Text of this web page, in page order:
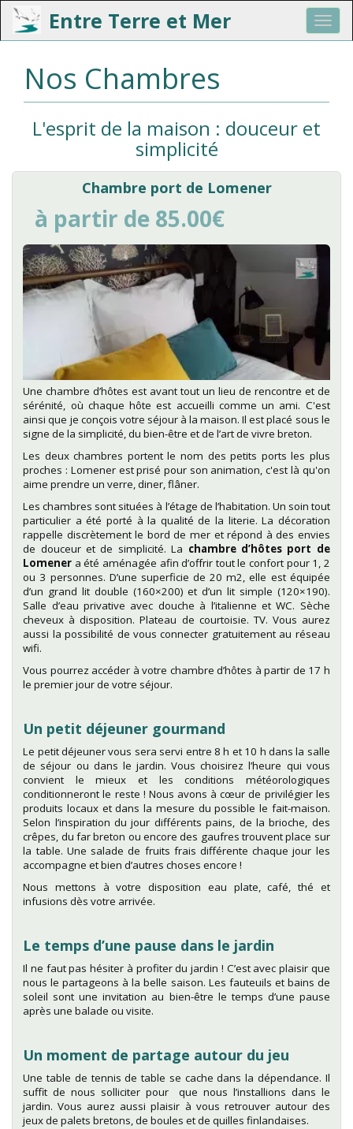
contenu
principal
Entre Terre et Mer
Nos Chambres
L'esprit de la maison : douceur et
simplicité
Chambre port de Lomener
à partir de 85.00€
Une chambre d’hôtes est avant tout un lieu de rencontre et de
sérénité, où chaque hôte est accueilli comme un ami. C'est
ainsi que je conçois votre séjour à la maison. Il est placé sous le
signe de la simplicité, du bien-être et de l’art de vivre breton.
Les deux chambres portent le nom des petits ports les plus
proches : Lomener est prisé pour son animation, c'est là qu'on
aime prendre un verre, diner, flâner.
Les chambres sont situées à l’étage de l’habitation. Un soin tout
particulier a été porté à la qualité de la literie. La décoration
rappelle discrètement le bord de mer et répond à des envies
de douceur et de simplicité. La chambre d’hôtes port de
Lomener a été aménagée afin d’offrir tout le confort pour 1, 2
ou 3 personnes. D’une superficie de 20 m2, elle est équipée
d’un grand lit double (160×200) et d’un lit simple (120×190).
Salle d’eau privative avec douche à l’italienne et WC. Sèche
cheveux à disposition. Plateau de courtoisie. TV. Vous aurez
aussi la possibilité de vous connecter gratuitement au réseau
wifi.
Vous pourrez accéder à votre chambre d’hôtes à partir de 17 h
le premier jour de votre séjour.
Un petit déjeuner gourmand
Le petit déjeuner vous sera servi entre 8 h et 10 h dans la salle
de séjour ou dans le jardin. Vous choisirez l’heure qui vous
convient le mieux et les conditions météorologiques
conditionneront le reste ! Nous avons à cœur de privilégier les
produits locaux et dans la mesure du possible le fait-maison.
Selon l’inspiration du jour différents pains, de la brioche, des
crêpes, du far breton ou encore des gaufres trouvent place sur
la table. Une salade de fruits frais différente chaque jour les
accompagne et bien d’autres choses encore !
Nous mettons à votre disposition eau plate, café, thé et
infusions dès votre arrivée.
Le temps d’une pause dans le jardin
Il ne faut pas hésiter à profiter du jardin ! C’est avec plaisir que
nous le partageons à la belle saison. Les fauteuils et bains de
soleil sont une invitation au bien-être le temps d’une pause
après une balade ou visite.
Un moment de partage autour du jeu
Une table de tennis de table se cache dans la dépendance. Il
suffit de nous solliciter pour que nous l’installions dans le
jardin. Vous aurez aussi plaisir à vous retrouver autour des
jeux de palets bretons, de boules et de quilles finlandaises.